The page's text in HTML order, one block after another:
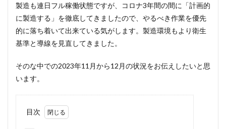
製造も連日フル稼働状態ですが、コロナ3年間の間に「計画的
に製造する」を徹底してきましたので、やるべき作業を優先
的に落ち着いて出来ている気がします。製造環境もより衛生
基準と導線を見直してきました。
そのな中での2023年11月から12月の状況をお伝えしたいと思
います。
目次